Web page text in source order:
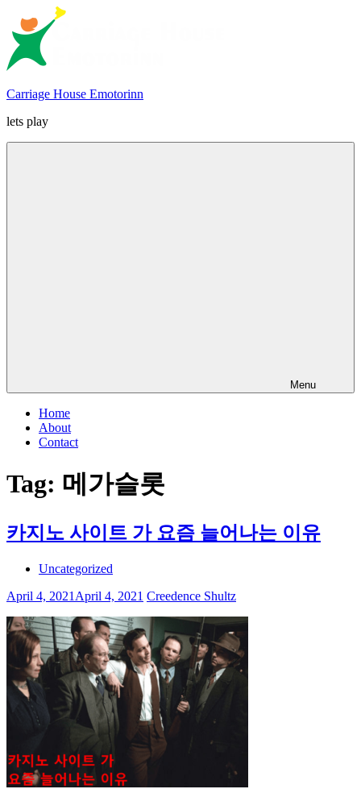
content
Carriage House Emotorinn
lets play
Menu
Home
About
Contact
Tag: 메가슬롯
카지노 사이트 가 요즘 늘어나는 이유
Uncategorized
April 4, 2021 April 4, 2021 Creedence Shultz